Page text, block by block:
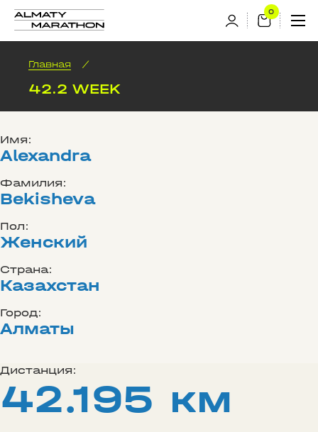
Главная /
42.2 WEEK
Имя:
Alexandra
Фамилия:
Bekisheva
Пол:
Женский
Страна:
Казахстан
Город:
Алматы
Дистанция:
42.195 км